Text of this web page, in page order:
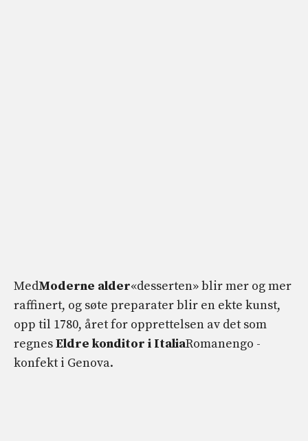
MedModerne alder«desserten» blir mer og mer
raffinert, og søte preparater blir en ekte kunst,
opp til 1780, året for opprettelsen av det som
regnesEldre konditor i ItaliaRomanengo -
konfekt i Genova.